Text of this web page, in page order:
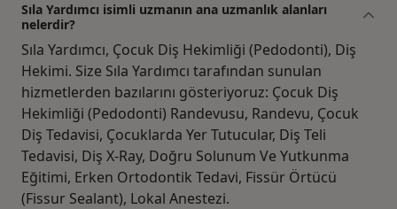
Sıla Yardımcı isimli uzmanın ana uzmanlık alanları
nelerdir?
Sıla Yardımcı, Çocuk Diş Hekimliği (Pedodonti), Diş
Hekimi. Size Sıla Yardımcı tarafından sunulan
hizmetlerden bazılarını gösteriyoruz: Çocuk Diş
Hekimliği (Pedodonti) Randevusu, Randevu, Çocuk
Diş Tedavisi, Çocuklarda Yer Tutucular, Diş Teli
Tedavisi, Diş X-Ray, Doğru Solunum Ve Yutkunma
Eğitimi, Erken Ortodontik Tedavi, Fissür Örtücü
(Fissur Sealant), Lokal Anestezi.